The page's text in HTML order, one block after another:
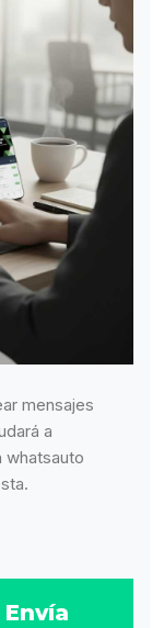
mensajes
a
whatsauto